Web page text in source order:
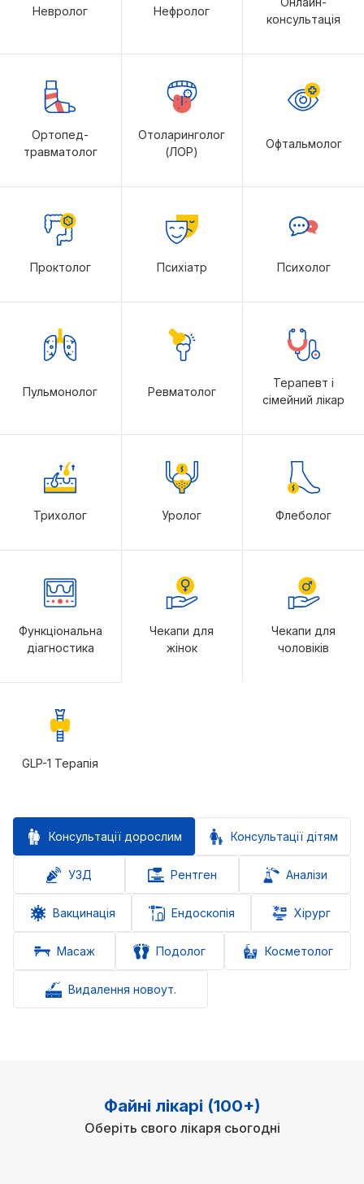
Невролог Нефролог
консультація
Ортопед-
травматолог
Отоларинголог
(ЛОР)
Офтальмолог
Проктолог Психіатр Психолог
Пульмонолог Ревматолог
Терапевт і
сімейний лікар
Трихолог Уролог Флеболог
Функціональна
діагностика
Чекапи для
жінок
Чекапи для
чоловіків
GLP-1 Терапія
Консультації дорослим Консультації дітям
УЗД Рентген Аналізи
Вакцинація Ендоскопія Хірург
Масаж Подолог Косметолог
Видалення новоут.
Файні лікарі (100+)
Оберіть свого лікаря сьогодні